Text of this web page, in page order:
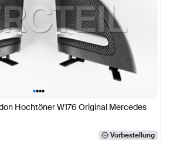
••••
Hochtöner W176 Original Mercedes
Vorbestellung